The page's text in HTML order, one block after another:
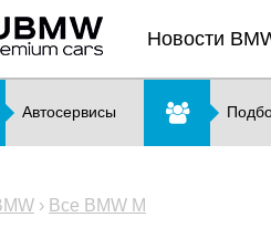
Новости
Автосервисы
› Все BMW M